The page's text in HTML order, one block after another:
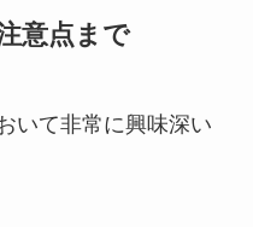
意点まで
いて非常に興味深い